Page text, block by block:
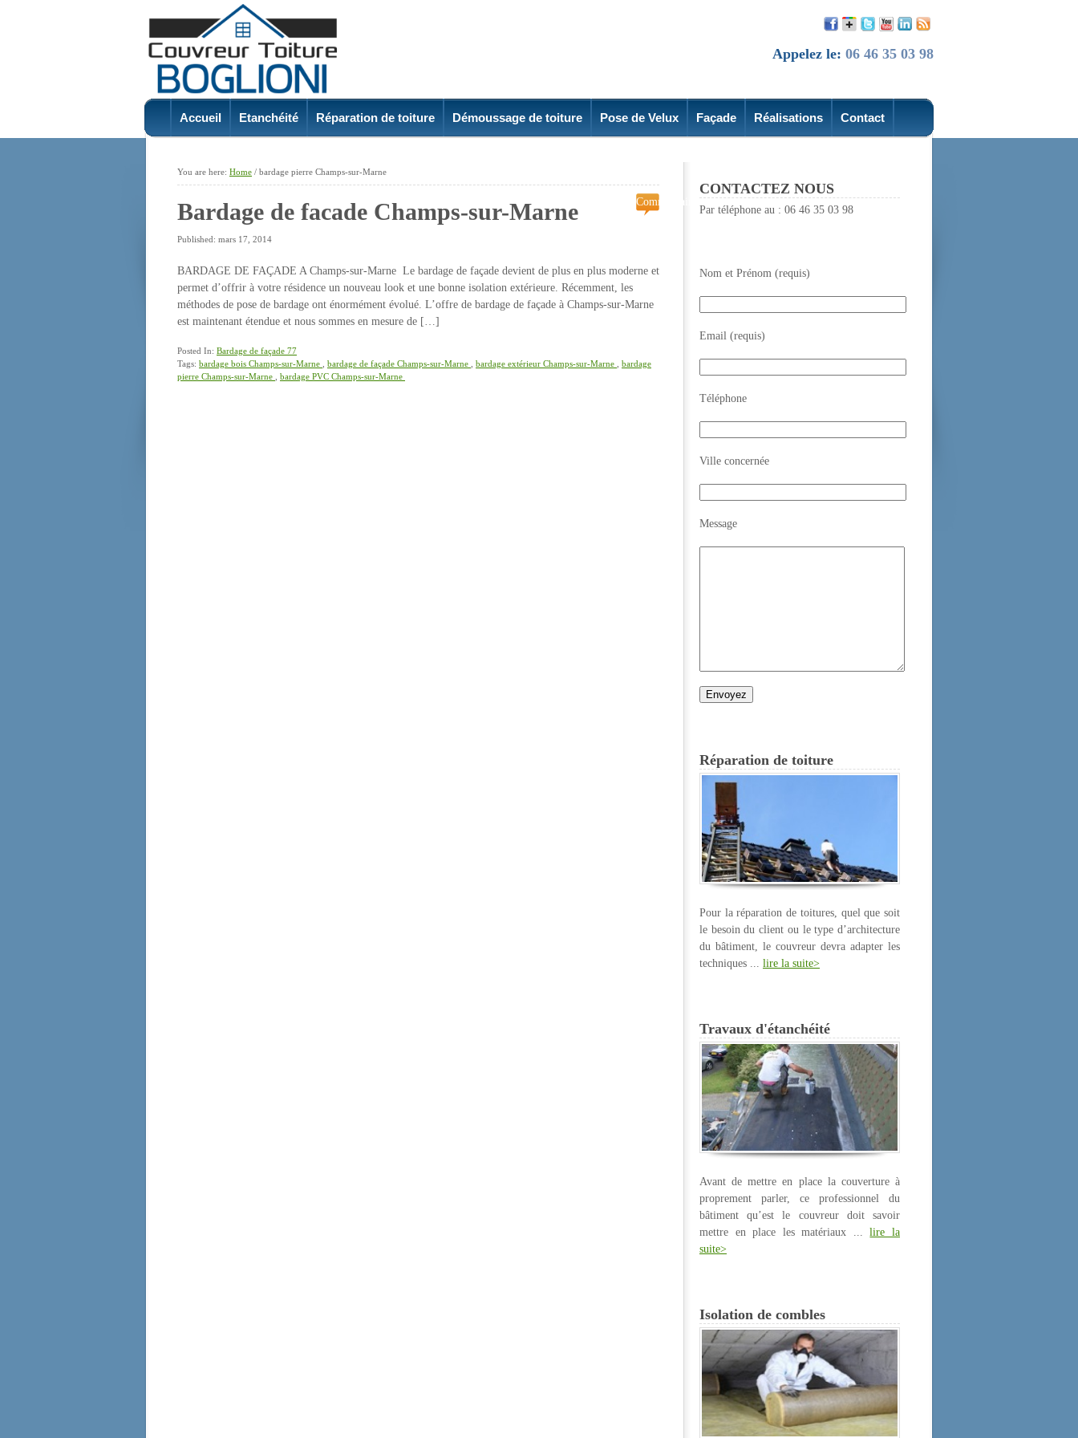
Appelez le: 06 46 35 03 98
Accueil Etanchéité Réparation de toiture Démoussage de toiture Pose de Velux Façade Réalisations Contact
You are here: Home / bardage pierre Champs-sur-Marne
Bardage de facade Champs-sur-Marne
Commentaires
fermés
de
Champs-
Published: mars 17, 2014
BARDAGE DE FAÇADE A Champs-sur-Marne Le bardage de façade devient de plus en plus moderne et
permet d’offrir à votre résidence un nouveau look et une bonne isolation extérieure. Récemment, les
méthodes de pose de bardage ont énormément évolué. L’offre de bardage de façade à Champs-sur-Marne
est maintenant étendue et nous sommes en mesure de […]
Posted In: Bardage de façade 77
Tags: bardage bois Champs-sur-Marne bardage de façade Champs-sur-Marne bardage extérieur Champs-sur-Marne
bardage
pierre Champs-sur-Marne
bardage PVC Champs-sur-Marne
CONTACTEZ NOUS
Par téléphone au : 06 46 35 03 98
Nom et Prénom (requis)
Email (requis)
Téléphone
Ville concernée
Message
Réparation de toiture
Pour la réparation de toitures, quel que soit
le besoin du client ou le type d’architecture
du bâtiment, le couvreur devra adapter les
techniques ... lire la suite>
Travaux d'étanchéité
Avant de mettre en place la couverture à
proprement parler, ce professionnel du
bâtiment qu’est le couvreur doit savoir
mettre en place les matériaux ...lire la
suite>
Isolation de combles